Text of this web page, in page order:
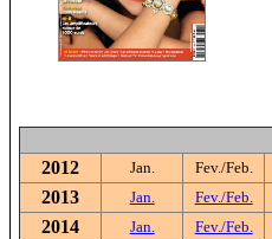
2012 Jan. Fev./Feb.
2013 Jan. Fev./Feb.
2014 Jan. Fev./Feb.